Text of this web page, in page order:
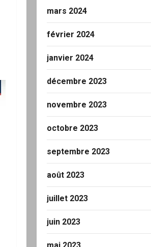
mars 2024
février 2024
janvier 2024
décembre 2023
novembre 2023
octobre 2023
septembre 2023
août 2023
juillet 2023
juin 2023